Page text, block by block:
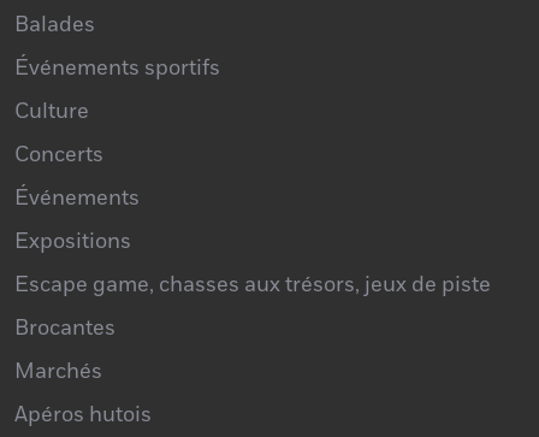
Événements sportifs
Culture
Concerts
Événements
Expositions
Escape game, chasses aux trésors, jeux de piste
Brocantes
Marchés
Apéros hutois
Spectacles